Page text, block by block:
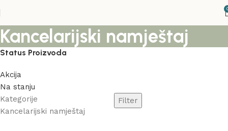
Kancelarijski namještaj
Status Proizvoda
Akcija
Na stanju
Kategorije
Kancelarijski namještaj
Filter